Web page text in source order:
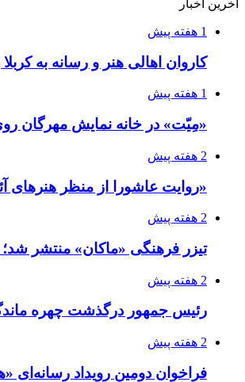
آخرین اخبار
1 هفته پیش
کاروان اهالی هنر و رسانه به
1 هفته پیش
«مِیّت» در خانه نمایش مهرگان
2 هفته پیش
«روایت عاشورا از منظر هنرهای
2 هفته پیش
تیزر فرهنگی «ماکان» منتشر شد؛
2 هفته پیش
رئیس جمهور درگذشت چهره
2 هفته پیش
فراخوان دومین رویداد رسانه‌ای